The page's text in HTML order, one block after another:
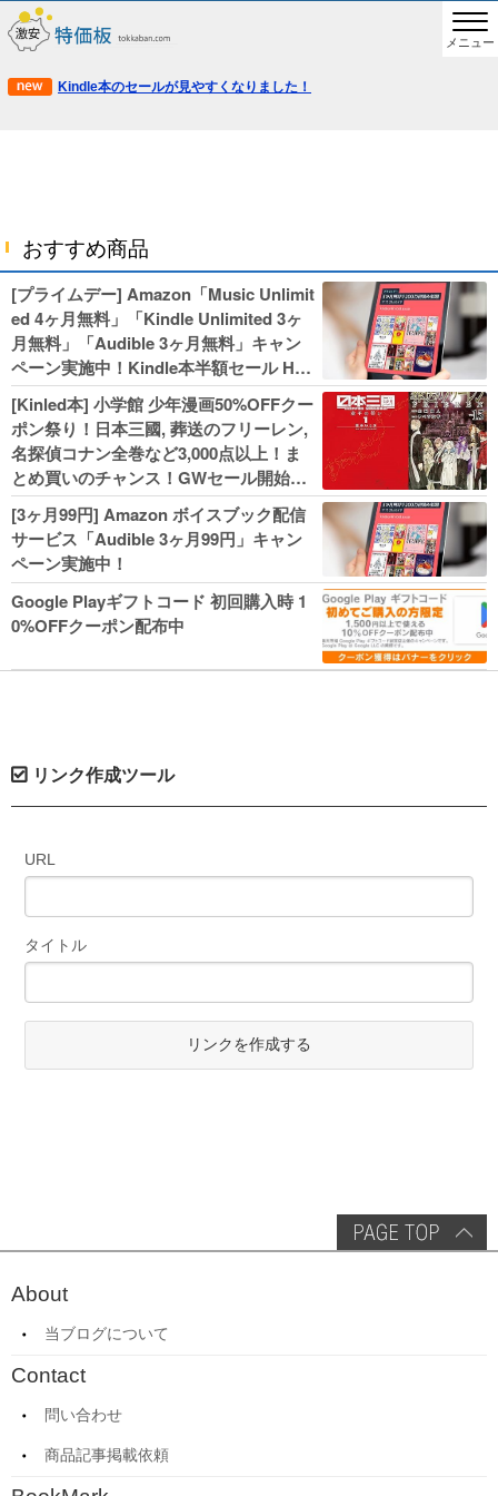
メニュー
Kindle本のセールが見やすくなりました！
おすすめ商品
[プライムデー] Amazon「Music Unlimit
ed 4ヶ月無料」「Kindle Unlimited 3ヶ
月無料」「Audible 3ヶ月無料」キャン
ペーン実施中！Kindle本半額セール HU
NTER×HUNTERなど集英社、無職転生,
幼女戦記などKADOKAWA、キャプテン
翼100円セールも！
[Kinled本] 小学館 少年漫画50%OFFクー
ポン祭り！日本三國, 葬送のフリーレン,
名探偵コナン全巻など3,000点以上！ま
とめ買いのチャンス！GWセール開始！
人気コミック多数 カドカワ祭やIT関連本
がセールに！
[3ヶ月99円] Amazon ボイスブック配信
サービス「Audible 3ヶ月99円」キャン
ペーン実施中！
Google Playギフトコード 初回購入時 1
0%OFFクーポン配布中
リンク作成ツール
URL
タイトル
リンクを作成する
About
当ブログについて
Contact
問い合わせ
商品記事掲載依頼